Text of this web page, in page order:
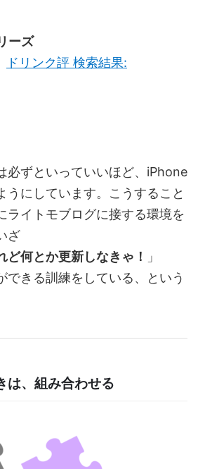
ーズ
ドリンク評 検索結果:
必ずといっていいほど、iPhone
うにしています。こうすること
ライトモブログに接する環境を
ざ
ど何とか更新しなきゃ！
」
できる訓練をしている、という
は、組み合わせる